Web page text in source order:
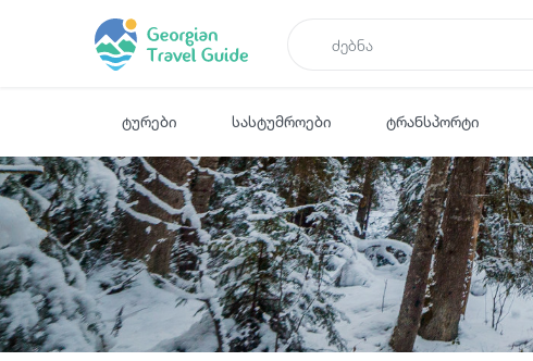
ტურები სასტუმროები ტრანსპორტი